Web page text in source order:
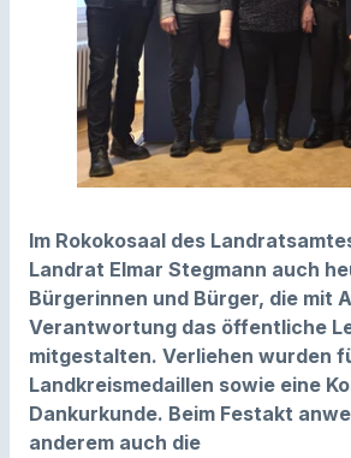
Im Rokokosaal des
Landrat Elmar Stegmann auch
Bürgerinnen und Bürger, die mit
Verantwortung das öffentliche
mitgestalten. Verliehen wurden
Landkreismedaillen sowie eine
Dankurkunde. Beim Festakt
anderem auch die